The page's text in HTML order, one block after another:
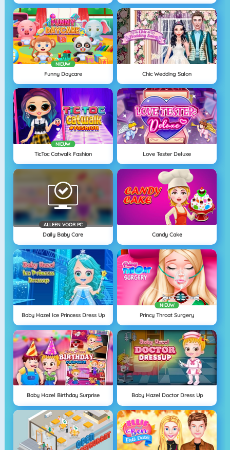
NIEUW
Funny Daycare Chic Wedding Salon
NIEUW
TicToc Catwalk Fashion Love Tester Deluxe
ALLEEN VOOR PC
Daily Baby Care Candy Cake
Baby Hazel Ice Princess Dress Up
NIEUW
Princy Throat Surgery
Baby Hazel Birthday Surprise Baby Hazel Doctor Dress Up